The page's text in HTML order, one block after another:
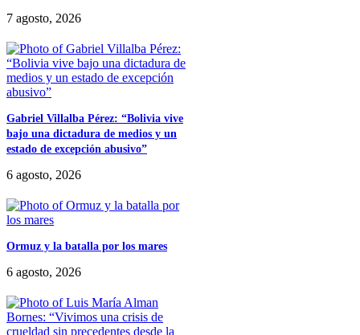
7 agosto, 2026
Gabriel Villalba Pérez: “Bolivia vive
bajo una dictadura de medios y un
estado de excepción abusivo”
6 agosto, 2026
Ormuz y la batalla por los mares
6 agosto, 2026